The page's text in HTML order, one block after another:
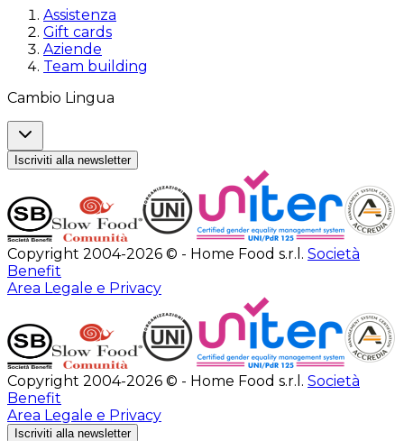
Assistenza
Gift cards
Aziende
Team building
Cambio Lingua
Iscriviti alla newsletter
Copyright 2004-2026 © - Home Food s.r.l. Società
Benefit
Area Legale e Privacy
Copyright 2004-2026 © - Home Food s.r.l. Società
Benefit
Area Legale e Privacy
Iscriviti alla newsletter